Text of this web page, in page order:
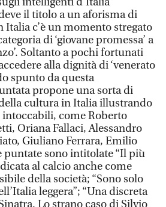
il titolo a un aforisma di
Italia c’è un momento stregato
di ‘giovane promessa’ a
Soltanto a pochi fortunati
alla dignità di ‘venerato
spunto da questa
propone una sorta di
cultura in Italia illustrando
come Roberto
Oriana Fallaci, Alessandro
Giuliano Ferrara, Emilio
puntate sono intitolate “Il più
al calcio anche come
della società; “Sono solo
leggera”; “Una discreta
Lo strano caso di Silvio